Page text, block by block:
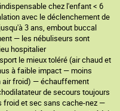
chez l'enfant < 6
avec le déclenchement de
3 ans, embout buccal
— les nébuliseurs sont
hospitalier
le mieux toléré (air chaud et
à faible impact — moins
air froid) — échauffement
de secours toujours
froid et sec sans cache-nez —